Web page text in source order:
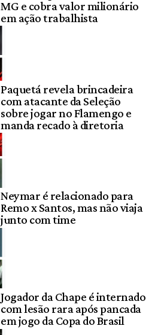
MG e cobra valor milionário
em ação trabalhista
Paquetá revela brincadeira
com atacante da Seleção
sobre jogar no Flamengo e
manda recado à diretoria
Neymar é relacionado para
Remo x Santos, mas não viaja
junto com time
Jogador da Chape é internado
com lesão rara após pancada
em jogo da Copa do Brasil